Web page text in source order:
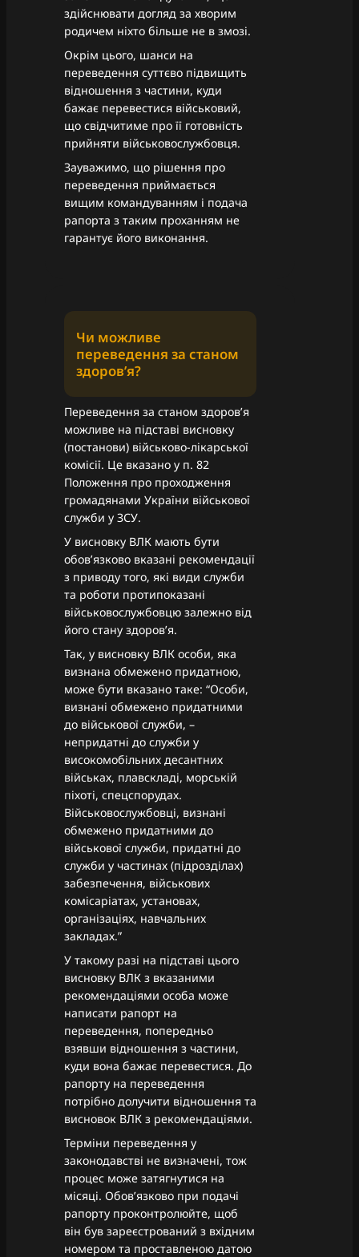
здійснювати догляд за хворим
родичем ніхто більше не в змозі.
Окрім цього, шанси на
переведення суттєво підвищить
відношення з частини, куди
бажає перевестися військовий,
що свідчитиме про її готовність
прийняти військовослужбовця.
Зауважимо, що рішення про
переведення приймається
вищим командуванням і подача
рапорта з таким проханням не
гарантує його виконання.
Чи можливе
переведення за станом
здоровʼя?
Переведення за станом здоров’я
можливе на підставі висновку
(постанови) військово-лікарської
комісії. Це вказано у п. 82
Положення про проходження
громадянами України військової
служби у ЗСУ.
У висновку ВЛК мають бути
обовʼязково вказані рекомендації
з приводу того, які види служби
та роботи протипоказані
військовослужбовцю залежно від
його стану здоровʼя.
Так, у висновку ВЛК особи, яка
визнана обмежено придатною,
може бути вказано таке: “Особи,
визнані обмежено придатними
до військової служби, –
непридатні до служби у
високомобільних десантних
військах, плавскладі, морській
піхоті, спецспорудах.
Військовослужбовці, визнані
обмежено придатними до
військової служби, придатні до
служби у частинах (підрозділах)
забезпечення, військових
комісаріатах, установах,
організаціях, навчальних
закладах.”
У такому разі на підставі цього
висновку ВЛК з вказаними
рекомендаціями особа може
написати рапорт на
переведення, попередньо
взявши відношення з частини,
куди вона бажає перевестися. До
рапорту на переведення
потрібно долучити відношення та
висновок ВЛК з рекомендаціями.
Терміни переведення у
законодавстві не визначені, тож
процес може затягнутися на
місяці. Обовʼязково при подачі
рапорту проконтролюйте, щоб
він був зареєстрований з вхідним
номером та проставленою датою